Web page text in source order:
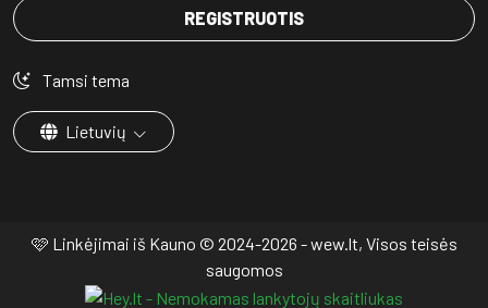
REGISTRUOTIS
Tamsi tema
Lietuvių
🩷 Linkėjimai iš Kauno © 2024-2026 - wew.lt, Visos teisės
saugomos